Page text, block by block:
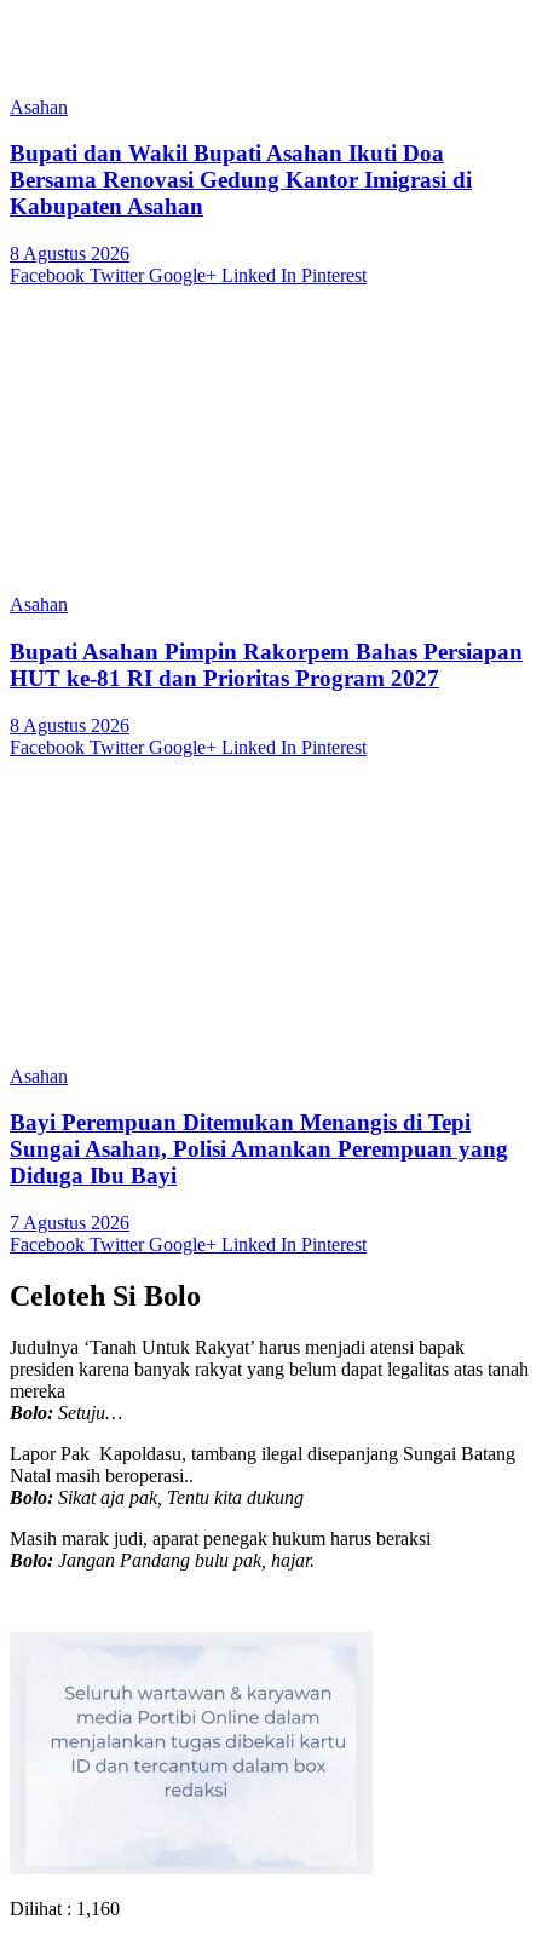
Asahan
Bupati dan Wakil Bupati Asahan Ikuti Doa
Bersama Renovasi Gedung Kantor Imigrasi di
Kabupaten Asahan
8 Agustus 2026
Facebook Twitter Google+ Linked In Pinterest
Asahan
Bupati Asahan Pimpin Rakorpem Bahas Persiapan
HUT ke-81 RI dan Prioritas Program 2027
8 Agustus 2026
Facebook Twitter Google+ Linked In Pinterest
Asahan
Bayi Perempuan Ditemukan Menangis di Tepi
Sungai Asahan, Polisi Amankan Perempuan yang
Diduga Ibu Bayi
7 Agustus 2026
Facebook Twitter Google+ Linked In Pinterest
Celoteh Si Bolo
Judulnya ‘Tanah Untuk Rakyat’ harus menjadi atensi bapak
presiden karena banyak rakyat yang belum dapat legalitas atas tanah
mereka
Bolo: Setuju…
Lapor Pak Kapoldasu, tambang ilegal disepanjang Sungai Batang
Natal masih beroperasi..
Bolo: Sikat aja pak, Tentu kita dukung
Masih marak judi, aparat penegak hukum harus beraksi
Bolo: Jangan Pandang bulu pak, hajar.
Dilihat : 1,160